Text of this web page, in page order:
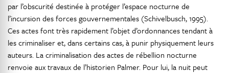
par l’obscurité destinée à protéger l’espace nocturne de
l’incursion des forces gouvernementales (Schivelbusch, 1995).
Ces actes font très rapidement l’objet d’ordonnances tendant à
les criminaliser et, dans certains cas, à punir physiquement leurs
auteurs. La criminalisation des actes de rébellion nocturne
renvoie aux travaux de l’historien Palmer. Pour lui, la nuit peut